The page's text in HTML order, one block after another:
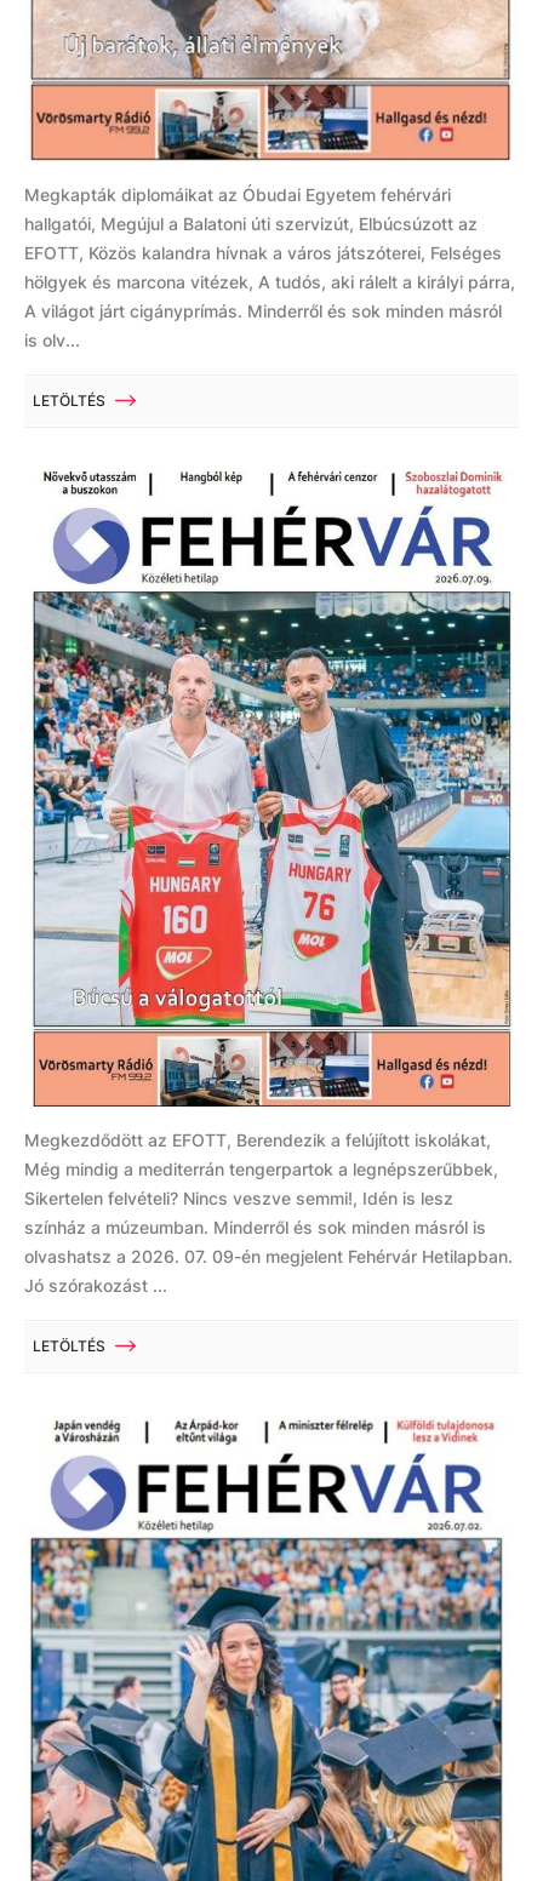
Megkapták diplomáikat az Óbudai Egyetem fehérvári
hallgatói, Megújul a Balatoni úti szervizút, Elbúcsúzott az
EFOTT, Közös kalandra hívnak a város játszóterei, Felséges
hölgyek és marcona vitézek, A tudós, aki rálelt a királyi párra,
A világot járt cigányprímás. Minderről és sok minden másról
is olv...
LETÖLTÉS
Megkezdődött az EFOTT, Berendezik a felújított iskolákat,
Még mindig a mediterrán tengerpartok a legnépszerűbbek,
Sikertelen felvételi? Nincs veszve semmi!, Idén is lesz
színház a múzeumban. Minderről és sok minden másról is
olvashatsz a 2026. 07. 09-én megjelent Fehérvár Hetilapban.
Jó szórakozást ...
LETÖLTÉS